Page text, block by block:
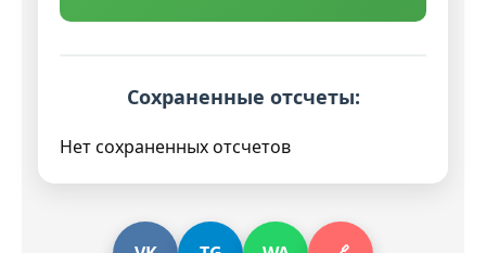
Сохраненные отсчеты:
Нет сохраненных отсчетов